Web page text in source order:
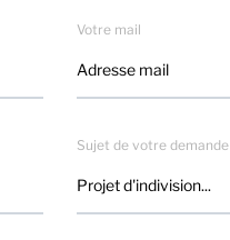
Votre mail
Sujet de votre demande